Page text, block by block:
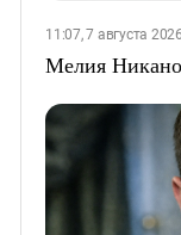
11:07, 7 августа 2026
Мелия